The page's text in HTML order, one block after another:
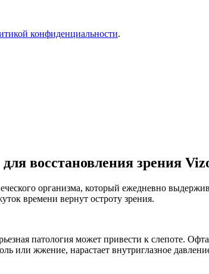
конфиденциальности.
восстановления зрения
организма, который ежедневно
времени вернут остроту зрения.
патология может привести к слепоте.
или жжение, нарастает внутриглазное